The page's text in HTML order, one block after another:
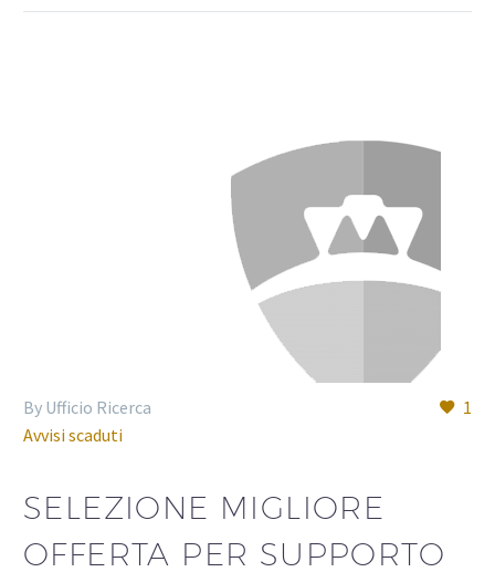
1
By Ufficio Ricerca
Avvisi scaduti
SELEZIONE MIGLIORE
OFFERTA PER SUPPORTO